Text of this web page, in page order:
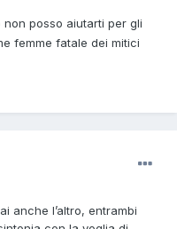
posso aiutarti per gli
femme fatale dei mitici
anche l’altro, entrambi